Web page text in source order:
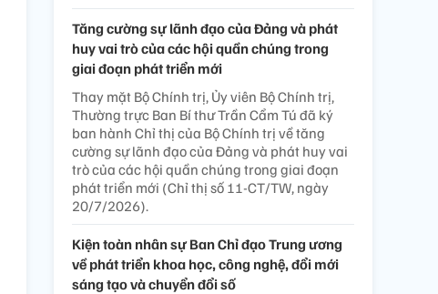
Tăng cường sự lãnh đạo của Đảng và phát
huy vai trò của các hội quần chúng trong
giai đoạn phát triển mới
Thay mặt Bộ Chính trị, Ủy viên Bộ Chính trị,
Thường trực Ban Bí thư Trần Cẩm Tú đã ký
ban hành Chỉ thị của Bộ Chính trị về tăng
cường sự lãnh đạo của Đảng và phát huy vai
trò của các hội quần chúng trong giai đoạn
phát triển mới (Chỉ thị số 11-CT/TW, ngày
20/7/2026).
Kiện toàn nhân sự Ban Chỉ đạo Trung ương
về phát triển khoa học, công nghệ, đổi mới
sáng tạo và chuyển đổi số